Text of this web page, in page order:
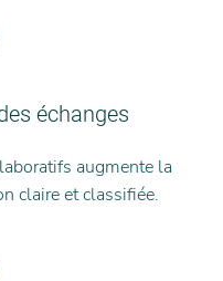
échanges
augmente la
claire et classifiée.